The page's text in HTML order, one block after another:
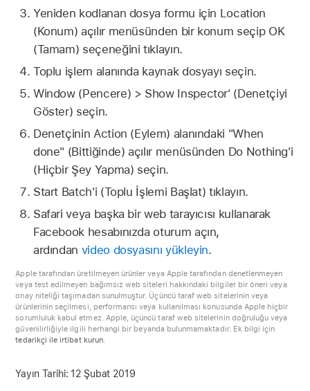
Yeniden kodlanan dosya formu için Location
(Konum) açılır menüsünden bir konum seçip OK
(Tamam) seçeneğini tıklayın.
Toplu işlem alanında kaynak dosyayı seçin.
Window (Pencere) > Show Inspector' (Denetçiyi
Göster) seçin.
Denetçinin Action (Eylem) alanındaki "When
done" (Bittiğinde) açılır menüsünden Do Nothing'i
(Hiçbir Şey Yapma) seçin.
Start Batch'i (Toplu İşlemi Başlat) tıklayın.
Safari veya başka bir web tarayıcısı kullanarak
Facebook hesabınızda oturum açın,
ardından video dosyasını yükleyin.
Apple tarafından üretilmeyen ürünler veya Apple tarafından denetlenmeyen
veya test edilmeyen bağımsız web siteleri hakkındaki bilgiler bir öneri veya
onay niteliği taşımadan sunulmuştur. Üçüncü taraf web sitelerinin veya
ürünlerinin seçilmesi, performansı veya kullanılması konusunda Apple hiçbir
sorumluluk kabul etmez. Apple, üçüncü taraf web sitelerinin doğruluğu veya
güvenilirliğiyle ilgili herhangi bir beyanda bulunmamaktadır. Ek bilgi için
tedarikçi ile irtibat kurun.
Yayın Tarihi: 12 Şubat 2019